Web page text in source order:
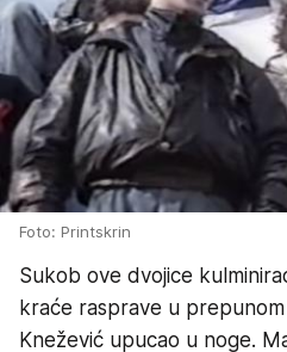
Foto: Printskrin
Sukob ove dvojice
kraće rasprave u prepunom
Knežević upucao u noge.